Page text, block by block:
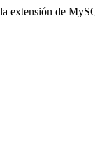
extensión de